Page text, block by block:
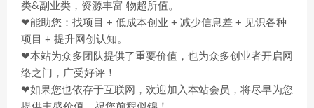
类&副业类，资源丰富 物超所值。
❤能助您：找项目 + 低成本创业 + 减少信息差 + 见识各种
项目 + 提升网创认知。
❤本站为众多团队提供了重要价值，也为众多创业者开启网
络之门，广受好评！
❤如果您也依存于互联网，欢迎加入本站会员，将尽早为您